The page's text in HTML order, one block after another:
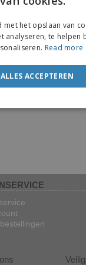
met het opslaan van
analyseren, te helpen
Read more
ALLES ACCEPTEREN